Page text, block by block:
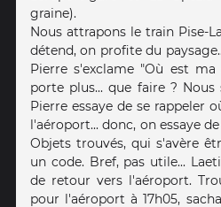
graine).
Nous attrapons le train Pise-
détend, on profite du
Pierre s'exclame "Où est
porte plus... que faire ? Nous
Pierre essaye de se rappeler
l'aéroport... donc, on essaye
Objets trouvés, qui s'avère
un code. Bref, pas utile...
de retour vers l'aéroport.
pour l'aéroport à 17h05,